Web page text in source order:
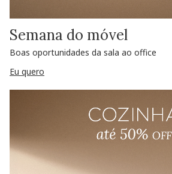
Semana do móvel
Boas oportunidades da sala ao office
Eu quero